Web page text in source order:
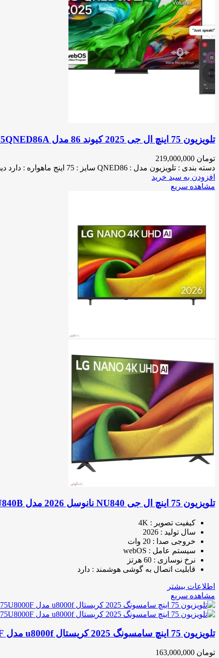
لباسشویی بوش
لباسشویی هایسنس
لباسشویی یونیوا
لباسشویی جنرال برلین
لباسشویی بکو
تخفیف شگفت انگیز
تلویزیون 75 اینچ ال جی 2025 کیوند 86 مدل 75QNED86A
تومان
دسته بندی : تلویزیون مدل : QNED86 سایز : 75 اینج ماهواره : دارد دیجیتال : دارد ریفرش سرعت : 120 هرتز
افزودن به سبد خرید
مشاهده سریع
تلویزیون 75 اینچ ال جی NU840 نانوسل 2026 مدل 75NU840B
کیفیت تصویر : 4K
سال تولید : 2026
خروجی صدا : 20 وات
سیستم عامل : webOS
نرخ نوسازی : 60 هرتز
قابلیت اتصال به گوشی هوشمند : دارد
اطلاعات بیشتر
مشاهده سریع
تلویزیون 75 اینچ سامسونگ 2025 کریستال u8000f مدل 75U8000F
تومان